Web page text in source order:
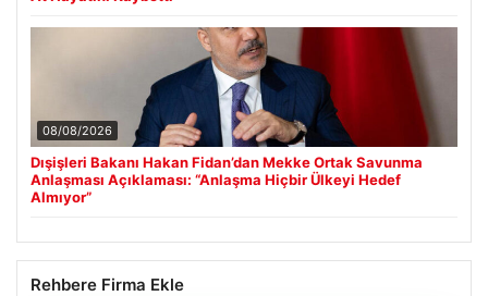
08/08/2026
Dışişleri Bakanı Hakan Fidan’dan Mekke Ortak Savunma
Anlaşması Açıklaması: “Anlaşma Hiçbir Ülkeyi Hedef
Almıyor”
Rehbere Firma Ekle